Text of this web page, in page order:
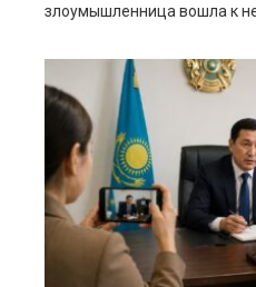
злоумышленница вошла к